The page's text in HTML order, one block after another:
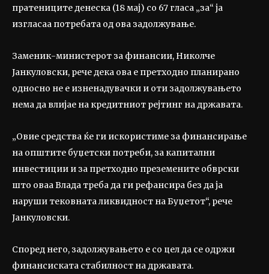
пратениците денеска (18 мај) со 67 гласа „за“ ја
изгласаа потребата од ова задолжување.
Заменик-министерот за финансии, Николче
Јанкуловски, рече дека ова е претходно планирано
односно не е изненадувачки и оти задолжувањето
нема да влијае на кредитниот рејтинг на државата.
„Овие средства ќе ги искористиме за финансирање
на општите буџетски потреби, за капитални
инвестиции и за претходно преземените обврски
што оваа Влада треба да ги рефансира без да ја
наруши тековната ликвидност на Буџетот“, рече
Јанкуловски.
Според него, задолжувањето е со цел да се одржи
финансиската стабилност на државата.